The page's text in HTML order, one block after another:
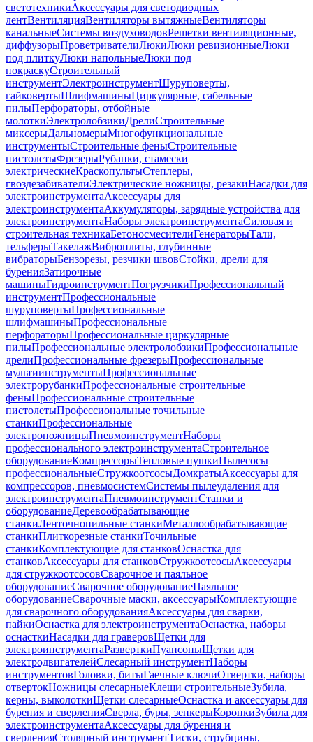
светотехникиАксессуары для светодиодных
лентВентиляцияВентиляторы вытяжныеВентиляторы
канальныеСистемы воздуховодовРешетки вентиляционные,
диффузорыПроветривателиЛюкиЛюки ревизионныеЛюки
под плиткуЛюки напольныеЛюки под
покраскуСтроительный
инструментЭлектроинструментШуруповерты,
гайковертыШлифмашиныЦиркулярные, сабельные
пилыПерфораторы, отбойные
молоткиЭлектролобзикиДрелиСтроительные
миксерыДальномерыМногофункциональные
инструментыСтроительные феныСтроительные
пистолетыФрезерыРубанки, стамески
электрическиеКраскопультыСтеплеры,
гвоздезабивателиЭлектрические ножницы, резакиНасадки для
электроинструментаАксессуары для
электроинструментаАккумуляторы, зарядные устройства для
электроинструментаНаборы электроинструментаСиловая и
строительная техникаБетоносмесителиГенераторыТали,
тельферыТакелажВиброплиты, глубинные
вибраторыБензорезы, резчики швовСтойки, дрели для
буренияЗатирочные
машиныГидроинструментПогрузчикиПрофессиональный
инструментПрофессиональные
шуруповертыПрофессиональные
шлифмашиныПрофессиональные
перфораторыПрофессиональные циркулярные
пилыПрофессиональные электролобзикиПрофессиональные
дрелиПрофессиональные фрезерыПрофессиональные
мультиинструментыПрофессиональные
электрорубанкиПрофессиональные строительные
феныПрофессиональные строительные
пистолетыПрофессиональные точильные
станкиПрофессиональные
электроножницыПневмоинструментНаборы
профессионального электроинструментаСтроительное
оборудованиеКомпрессорыТепловые пушкиПылесосы
профессиональныеСтружкоотсосыДомкратыАксессуары для
компрессоров, пневмосистемСистемы пылеудаления для
электроинструментаПневмоинструментСтанки и
оборудованиеДеревообрабатывающие
станкиЛенточнопильные станкиМеталлообрабатывающие
станкиПлиткорезные станкиТочильные
станкиКомплектующие для станковОснастка для
станковАксессуары для станковСтружкоотсосыАксессуары
для стружкоотсосовСварочное и паяльное
оборудованиеСварочное оборудованиеПаяльное
оборудованиеСварочные маски, аксессуарыКомплектующие
для сварочного оборудованияАксессуары для сварки,
пайкиОснастка для электроинструментаОснастка, наборы
оснасткиНасадки для граверовЩетки для
электроинструментаРазверткиПуансоныЩетки для
электродвигателейСлесарный инструментНаборы
инструментовГоловки, битыГаечные ключиОтвертки, наборы
отвертокНожницы слесарныеКлещи строительныеЗубила,
керны, выколоткиЩетки слесарныеОснастка и аксессуары для
бурения и сверленияСверла, буры, зенкерыКоронкиЗубила для
электроинструментаАксессуары для бурения и
сверленияСтолярный инструментТиски, струбцины,